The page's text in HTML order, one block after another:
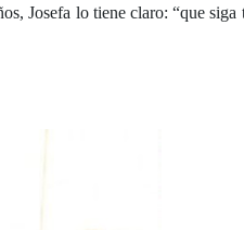
Josefa lo tiene claro: “que siga